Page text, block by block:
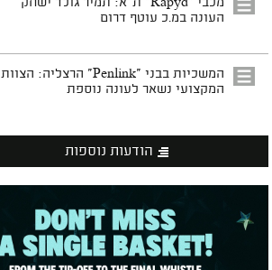
מכבי "Rapyd" ת"א: תמיר גולד ישחק
העונה במ.כ עוטף דרום
המשכיות בבני "Penlink" הרצליה: הצוות
המקצועי נשאר לעונה נוספת
הודעות נוספות